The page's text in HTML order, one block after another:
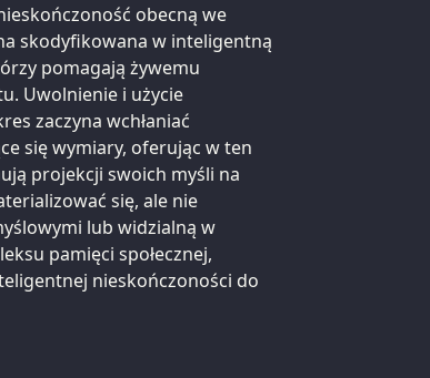
obecną we
skodyfikowana w inteligentną
pomagają żywemu
Uwolnienie i użycie
zaczyna wchłaniać
się wymiary, oferując w ten
projekcji swoich myśli na
się, ale nie
lub widzialną w
pamięci społecznej,
nieskończoności do